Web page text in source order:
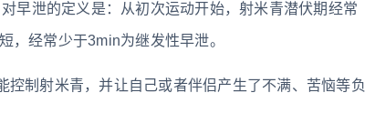
早泄的定义是：从初次运动开始，射米青潜伏期经常
，经常少于3min为继发性早泄。
制射米青，并让自己或者伴侣产生了不满、苦恼等负